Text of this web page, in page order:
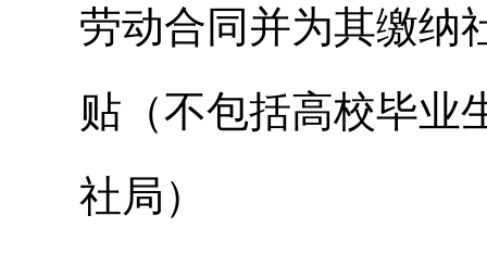
劳动合同并为其缴纳
贴（不包括高校毕业
社局）